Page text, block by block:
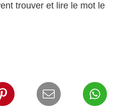
trouver et lire le mot le